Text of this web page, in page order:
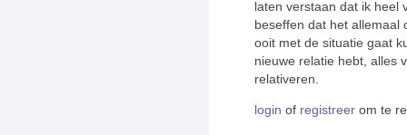
laten verstaan dat ik heel
beseffen dat het allemaal
ooit met de situatie gaat
nieuwe relatie hebt, alles
relativeren.
login of registreer om te